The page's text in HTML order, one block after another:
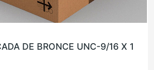
DE BRONCE UNC-9/16 X 1